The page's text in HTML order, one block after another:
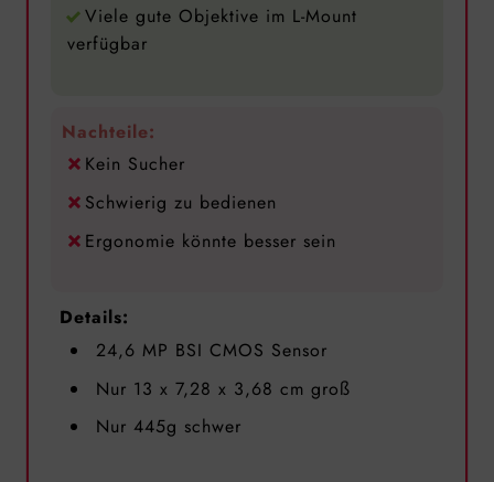
Viele gute Objektive im L-Mount
verfügbar
Nachteile:
Kein Sucher
Schwierig zu bedienen
Ergonomie könnte besser sein
Details:
24,6 MP BSI CMOS Sensor
Nur 13 x 7,28 x 3,68 cm groß
Nur 445g schwer